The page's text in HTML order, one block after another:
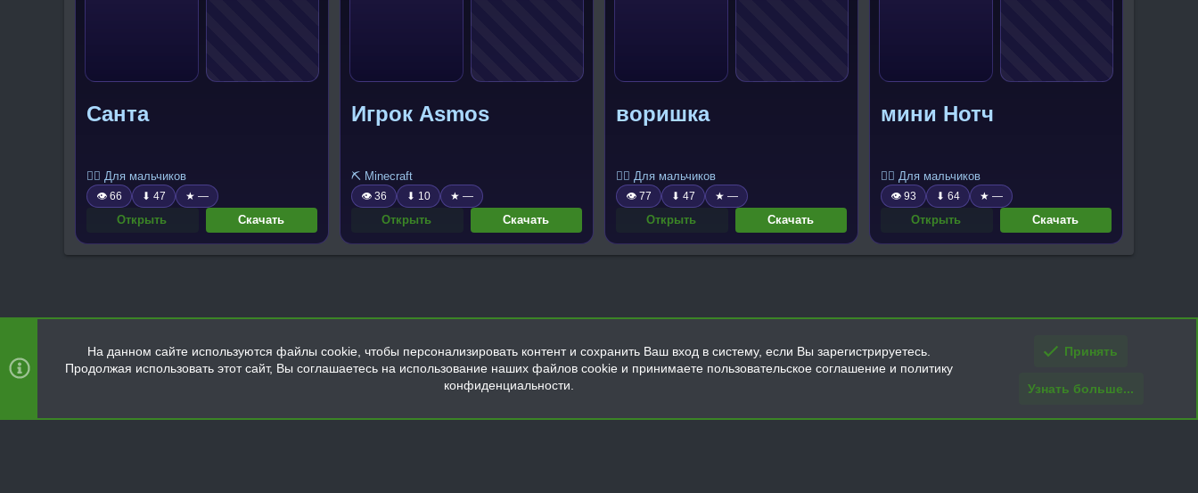
Санта
🧍‍♂️ Для мальчиков
👁 66 ⬇ 47 ★ —
Открыть Скачать
Игрок Asmos
⛏️ Minecraft
👁 36 ⬇ 10 ★ —
Открыть Скачать
воришка
🧍‍♂️ Для мальчиков
👁 77 ⬇ 47 ★ —
Открыть Скачать
мини Нотч
🧍‍♂️ Для мальчиков
👁 93 ⬇ 64 ★ —
Открыть Скачать
Главная
R
S
На данном сайте используются файлы cookie, чтобы персонализировать контент и сохранить Ваш вход в систему, если Вы зарегистрируетесь.
Продолжая использовать этот сайт, Вы соглашаетесь на использование наших файлов cookie и принимаете пользовательское соглашение и политику
конфиденциальности.
Принять
Узнать больше...